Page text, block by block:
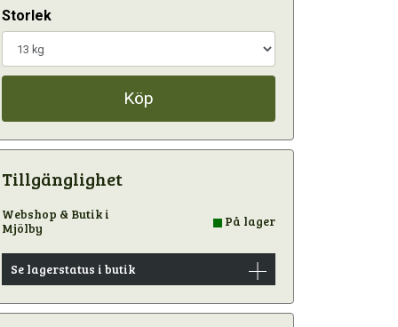
Storlek
Köp
Tillgänglighet
Webshop & Butik i
Mjölby
På lager
Se lagerstatus i butik